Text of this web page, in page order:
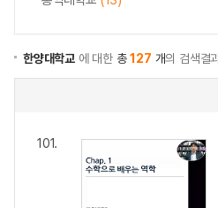
한양대학교 에 대한 총127 개의 검색결
101.